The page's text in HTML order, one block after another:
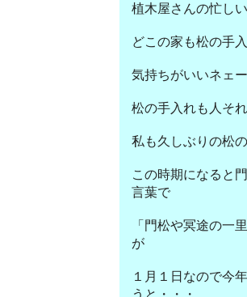
植木屋さんの忙し
どこの家も松の手
気持ちがいいネェー
松の手入れも人そ
私も久しぶりの松
この時期になると
言葉で
「門松や冥途の一
が
１月１日なので今
うと・・・